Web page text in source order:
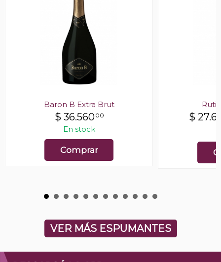
Baron B Extra Brut
$ 36.56000
En stock
Comprar
$
VER MÁS ESPUMANTES